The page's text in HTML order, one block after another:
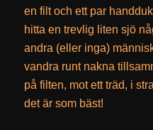
en filt och ett par
hitta en trevlig liten sjö
andra (eller inga)
vandra runt nakna
på filten, mot ett träd, i
det är som bäst!